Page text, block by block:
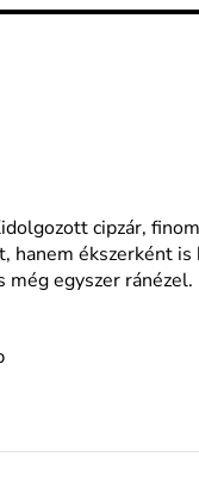
cipzár,
hanem ékszerként is
még egyszer